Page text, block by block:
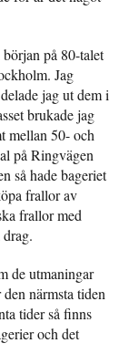
på 80-talet
Jag
jag ut dem i
brukade jag
mellan 50- och
på Ringvägen
så hade bageriet
frallor av
frallor med
de utmaningar
närmsta tiden
tider så finns
och det